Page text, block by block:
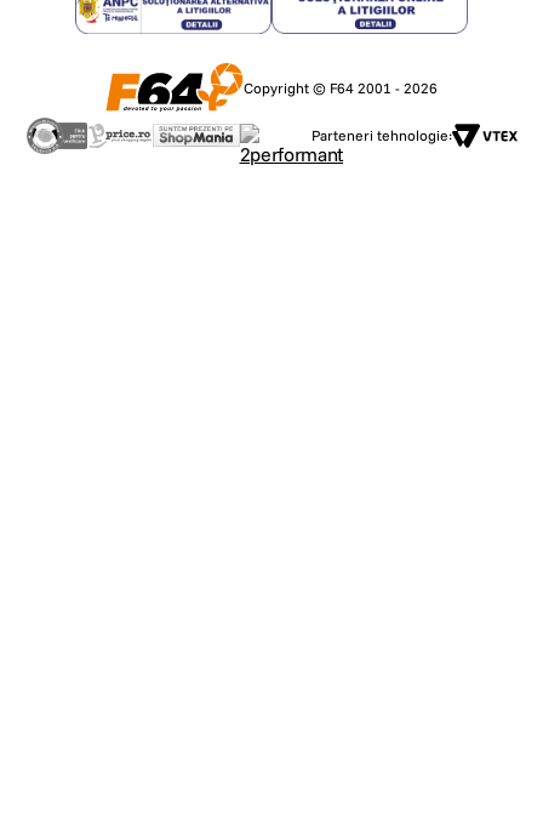
Copyright © F64 2001 - 2026
Parteneri tehnologie: